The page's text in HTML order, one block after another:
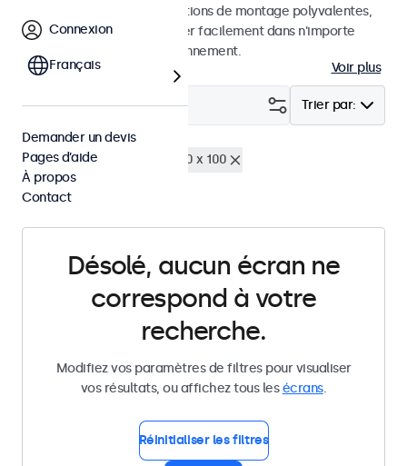
connexions vidéo et des options de montage polyvalentes,
leur permettant de s'intégrer facilement dans n'importe
quelle application et environnement.
Voir plus
Trier par:
Filtrer (0)
Écrans 12 pouces
VESA 100 x 100
Supprimer tous les filtres
Désolé, aucun écran ne
correspond à votre
recherche.
Modifiez vos paramètres de filtres pour visualiser
vos résultats, ou affichez tous lesécrans.
Réinitialiser les filtres
Connexion
Français
Demander un devis
Pages d’aide
À propos
Contact